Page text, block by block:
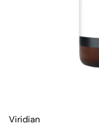
Viridian